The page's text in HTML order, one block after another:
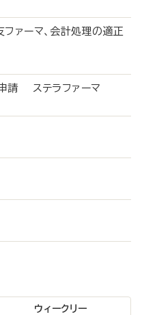
ァーマ、会計処理の適正
請 ステラファーマ
ウィークリー